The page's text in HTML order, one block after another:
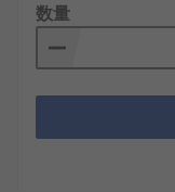
数量